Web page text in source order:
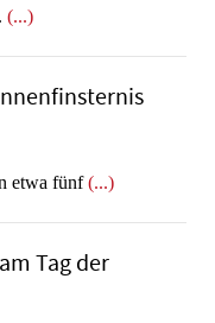
(...)
etwa fünf(...)
Tag der